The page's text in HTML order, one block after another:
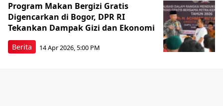
Berita
Program Makan Bergizi Gratis
Digencarkan di Bogor, DPR RI
Tekankan Dampak Gizi dan Ekonomi
14 Apr 2026, 5:00 PM